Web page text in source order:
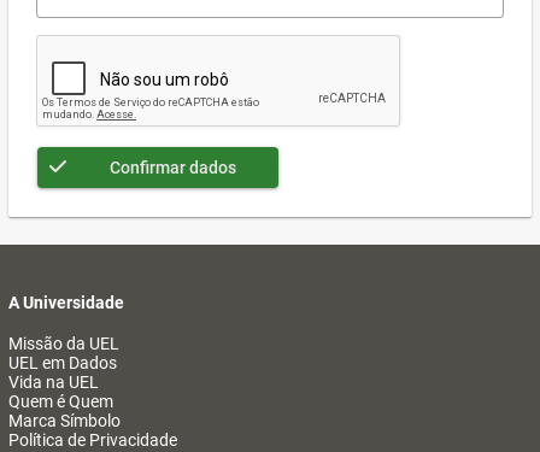
Confirmar dados
A Universidade
Missão da UEL
UEL em Dados
Vida na UEL
Quem é Quem
Marca Símbolo
Política de Privacidade